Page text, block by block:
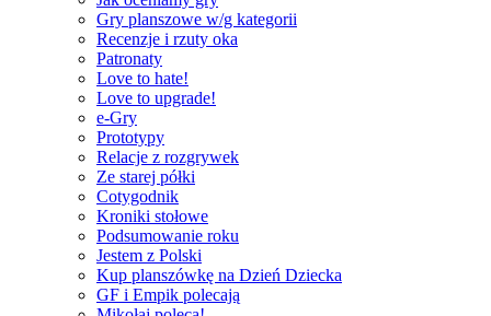
Gry planszowe w/g kategorii
Recenzje i rzuty oka
Patronaty
Love to hate!
Love to upgrade!
e-Gry
Prototypy
Relacje z rozgrywek
Ze starej półki
Cotygodnik
Kroniki stołowe
Podsumowanie roku
Jestem z Polski
Kup planszówkę na Dzień Dziecka
GF i Empik polecają